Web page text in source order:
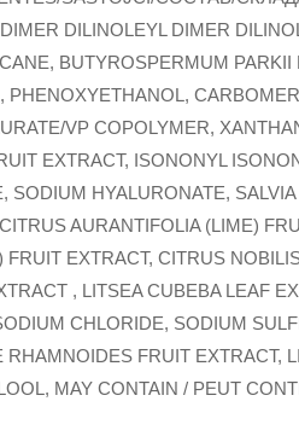
DILINOLEYL DIMER
BUTYROSPERMUM
PHENOXYETHANOL,
VP COPOLYMER,
EXTRACT, ISONONYL
SODIUM HYALURONATE,
AURANTIFOLIA (LIME)
EXTRACT, CITRUS
, LITSEA CUBEBA LEAF
CHLORIDE, SODIUM
RHAMNOIDES FRUIT EXTRACT,
MAY CONTAIN / PEUT